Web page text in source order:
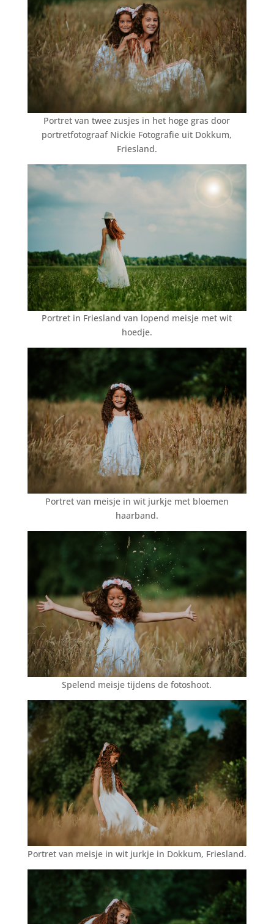
Portret van twee zusjes in het hoge gras door
portretfotograaf Nickie Fotografie uit Dokkum,
Friesland.
Portret in Friesland van lopend meisje met wit
hoedje.
Portret van meisje in wit jurkje met bloemen
haarband.
Spelend meisje tijdens de fotoshoot.
Portret van meisje in wit jurkje in Dokkum, Friesland.